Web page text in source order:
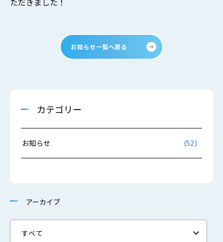
お知らせ一覧へ戻る
カテゴリー
お知らせ (52)
アーカイブ